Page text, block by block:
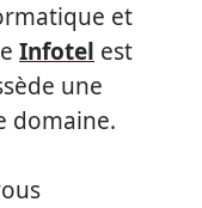
et
Infotel est
une
domaine.